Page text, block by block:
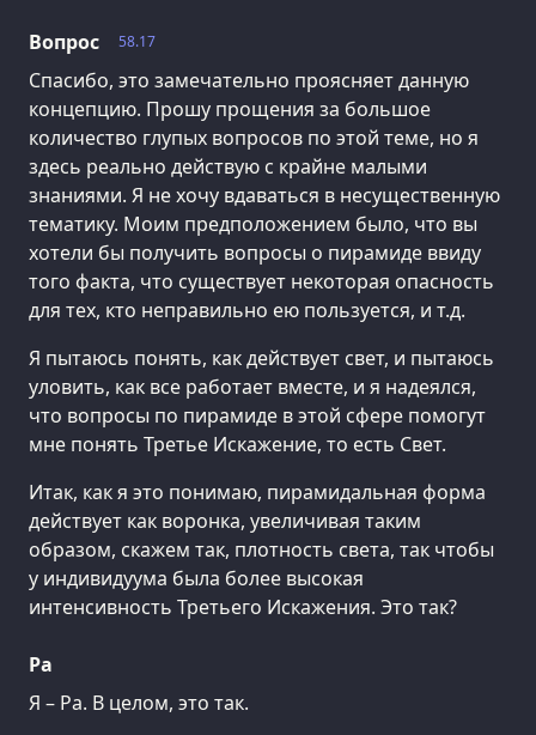
58.17
Вопрос
Спасибо, это замечательно проясняет данную
концепцию. Прошу прощения за большое
количество глупых вопросов по этой теме, но я
здесь реально действую с крайне малыми
знаниями. Я не хочу вдаваться в несущественную
тематику. Моим предположением было, что вы
хотели бы получить вопросы о пирамиде ввиду
того факта, что существует некоторая опасность
для тех, кто неправильно ею пользуется, и т.д.
Я пытаюсь понять, как действует свет, и пытаюсь
уловить, как все работает вместе, и я надеялся,
что вопросы по пирамиде в этой сфере помогут
мне понять Третье Искажение, то есть Свет.
Итак, как я это понимаю, пирамидальная форма
действует как воронка, увеличивая таким
образом, скажем так, плотность света, так чтобы
у индивидуума была более высокая
интенсивность Третьего Искажения. Это так?
Ра
Я – Ра. В целом, это так.